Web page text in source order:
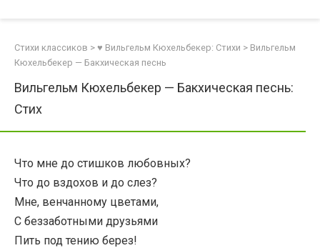
Стихи классиков > ♥ Вильгельм Кюхельбекер: Стихи > Вильгельм
Кюхельбекер — Бакхическая песнь
Вильгельм Кюхельбекер — Бакхическая песнь:
Стих
Что мне до стишков любовных?
Что до вздохов и до слез?
Мне, венчанному цветами,
С беззаботными друзьями
Пить под тению берез!